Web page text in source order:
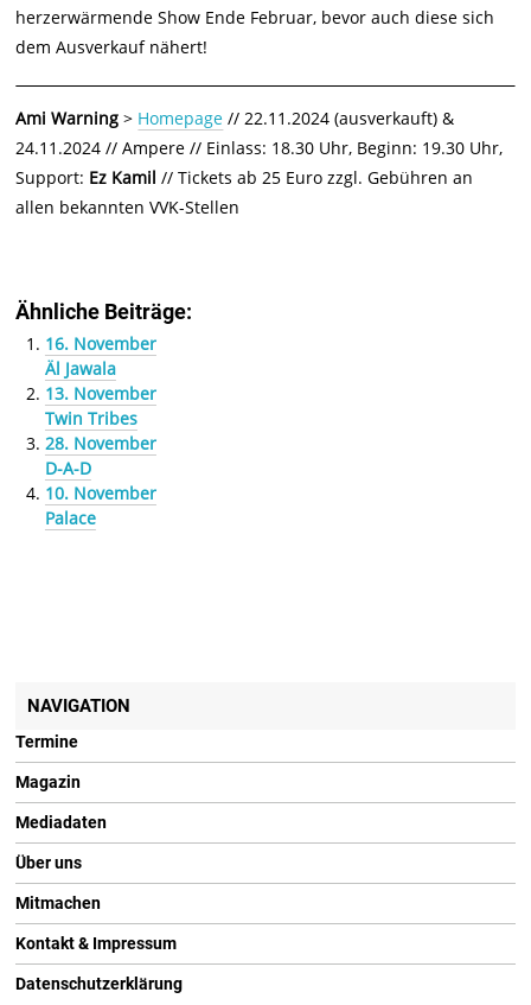
herzerwärmende Show Ende Februar, bevor auch diese sich
dem Ausverkauf nähert!
Ami Warning > Homepage // 22.11.2024 (ausverkauft) &
24.11.2024 // Ampere // Einlass: 18.30 Uhr, Beginn: 19.30 Uhr,
Support: Ez Kamil // Tickets ab 25 Euro zzgl. Gebühren an
allen bekannten VVK-Stellen
Ähnliche Beiträge:
16. November
Äl Jawala
13. November
Twin Tribes
28. November
D-A-D
10. November
Palace
NAVIGATION
Termine
Magazin
Mediadaten
Über uns
Mitmachen
Kontakt & Impressum
Datenschutzerklärung